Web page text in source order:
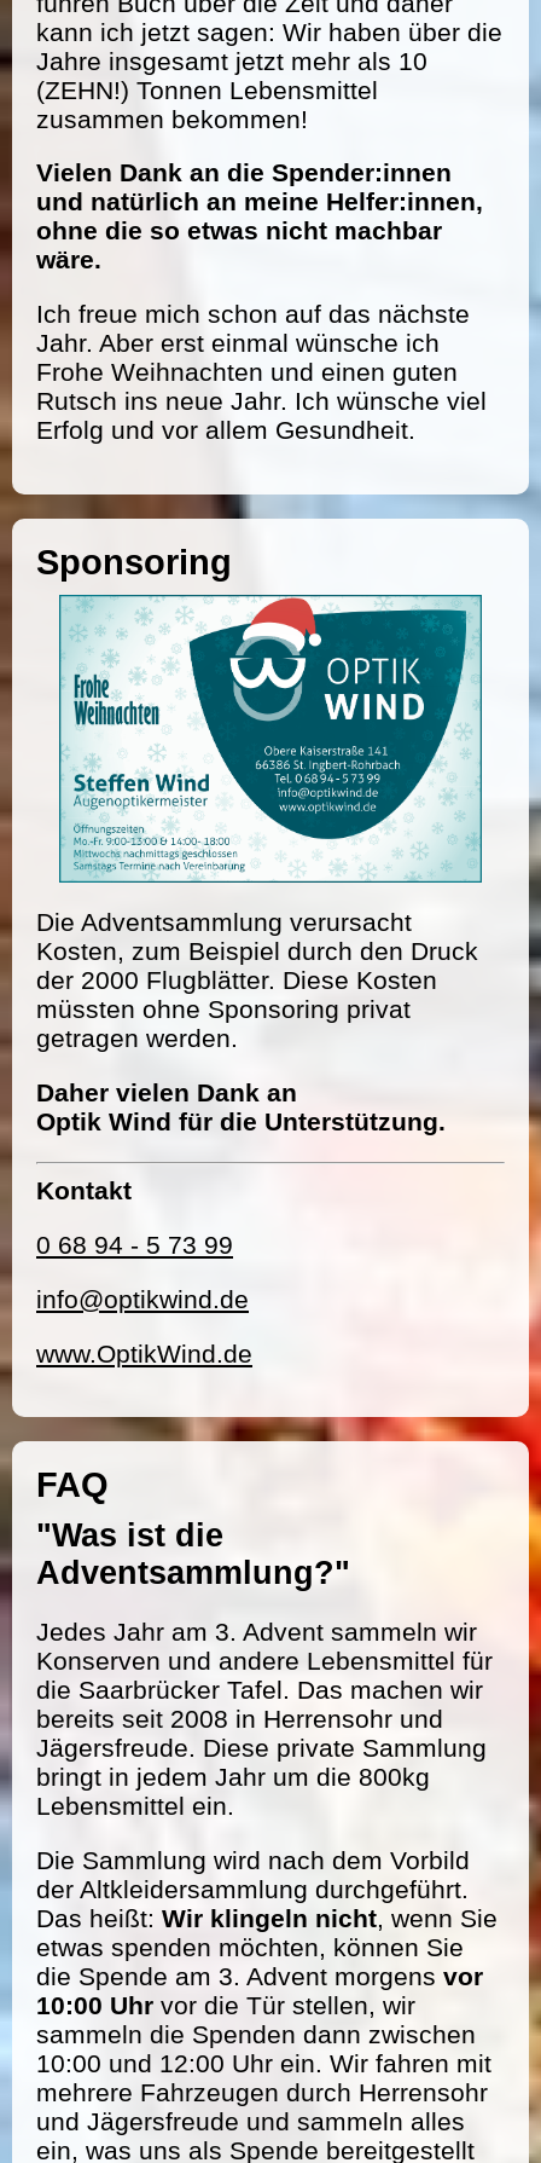
kann ich jetzt sagen: Wir haben über die
Jahre insgesamt jetzt mehr als 10
(ZEHN!) Tonnen Lebensmittel
zusammen bekommen!
Vielen Dank an die Spender:innen
und natürlich an meine Helfer:innen,
ohne die so etwas nicht machbar
wäre.
Ich freue mich schon auf das nächste
Jahr. Aber erst einmal wünsche ich
Frohe Weihnachten und einen guten
Rutsch ins neue Jahr. Ich wünsche viel
Erfolg und vor allem Gesundheit.
Sponsoring
Die Adventsammlung verursacht
Kosten, zum Beispiel durch den Druck
der 2000 Flugblätter. Diese Kosten
müssten ohne Sponsoring privat
getragen werden.
Daher vielen Dank an
Optik Wind für die Unterstützung.
Kontakt
0 68 94 - 5 73 99
info@optikwind.de
www.OptikWind.de
FAQ
"Was ist die
Adventsammlung?"
Jedes Jahr am 3. Advent sammeln wir
Konserven und andere Lebensmittel für
die Saarbrücker Tafel. Das machen wir
bereits seit 2008 in Herrensohr und
Jägersfreude. Diese private Sammlung
bringt in jedem Jahr um die 800kg
Lebensmittel ein.
Die Sammlung wird nach dem Vorbild
der Altkleidersammlung durchgeführt.
Das heißt: Wir klingeln nicht, wenn Sie
etwas spenden möchten, können Sie
die Spende am 3. Advent morgens vor
10:00 Uhr vor die Tür stellen, wir
sammeln die Spenden dann zwischen
10:00 und 12:00 Uhr ein. Wir fahren mit
mehrere Fahrzeugen durch Herrensohr
und Jägersfreude und sammeln alles
ein, was uns als Spende bereitgestellt